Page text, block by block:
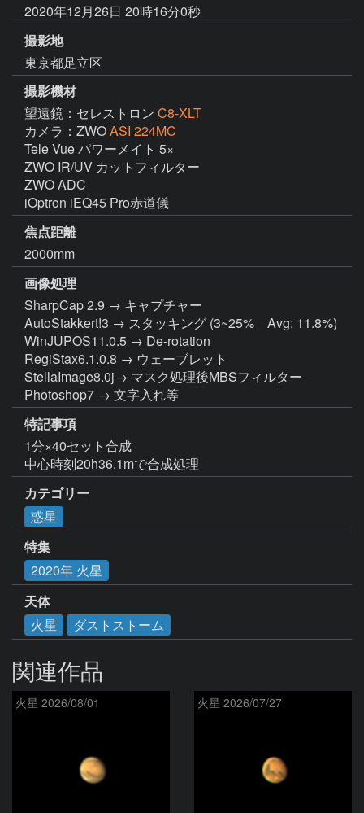
2020年12月26日 20時16分0秒
撮影地
東京都足立区
撮影機材
望遠鏡：セレストロン C8-XLT
カメラ：ZWOASI 224MC
Tele Vue パワーメイト 5×
ZWO IR/UV カットフィルター
ZWO ADC
iOptron iEQ45 Pro赤道儀
焦点距離
2000mm
画像処理
SharpCap 2.9 → キャプチャー
AutoStakkert!3 → スタッキング (3~25%　Avg: 11.8%)
WinJUPOS11.0.5 → De-rotation
RegiStax6.1.0.8 → ウェーブレット
StellaImage8.0j→ マスク処理後MBSフィルター
Photoshop7 → 文字入れ等
特記事項
1分×40セット合成
中心時刻20h36.1mで合成処理
カテゴリー
惑星
特集
2020年 火星
天体
火星
ダストストーム
関連作品
火星 2026/08/01 火星 2026/07/27